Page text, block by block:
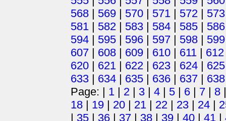
568 | 569 | 570 | 571 | 572 | 573
581 | 582 | 583 | 584 | 585 | 586
594 | 595 | 596 | 597 | 598 | 599
607 | 608 | 609 | 610 | 611 | 612
620 | 621 | 622 | 623 | 624 | 625
633 | 634 | 635 | 636 | 637 | 638
Page: | 1 | 2 | 3 | 4 | 5 | 6 | 7 | 8
18 | 19 | 20 | 21 | 22 | 23 | 24 |
| 35 | 36 | 37 | 38 | 39 | 40 | 41 |